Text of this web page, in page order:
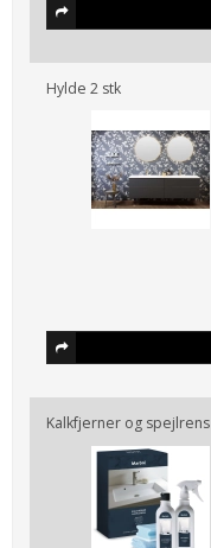
Hylde 2 stk
Kalkfjerner og spejlrens